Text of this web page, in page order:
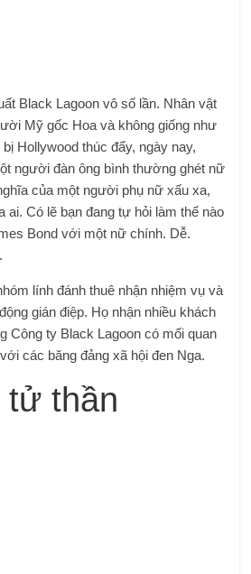
Black Lagoon vô số lần. Nhân vật
Mỹ gốc Hoa và không giống như
Hollywood thúc đẩy, ngày nay,
người đàn ông bình thường ghét nữ
của một người phụ nữ xấu xa,
ai. Có lẽ bạn đang tự hỏi làm thế nào
Bond với một nữ chính. Dễ.
lính đánh thuê nhận nhiệm vụ và
gián điệp. Họ nhận nhiều khách
Công ty Black Lagoon có mối quan
các băng đảng xã hội đen Nga.
tử thần